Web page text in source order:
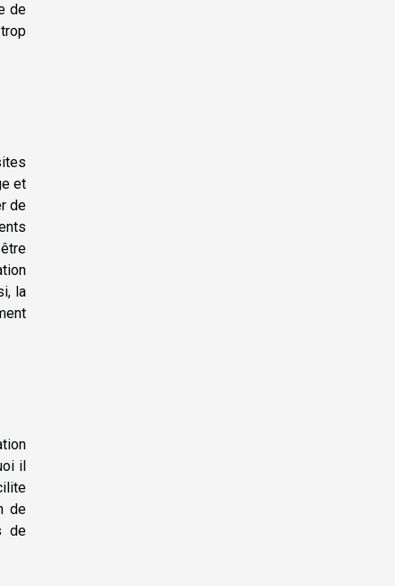
de
et
de
la
il
de
de